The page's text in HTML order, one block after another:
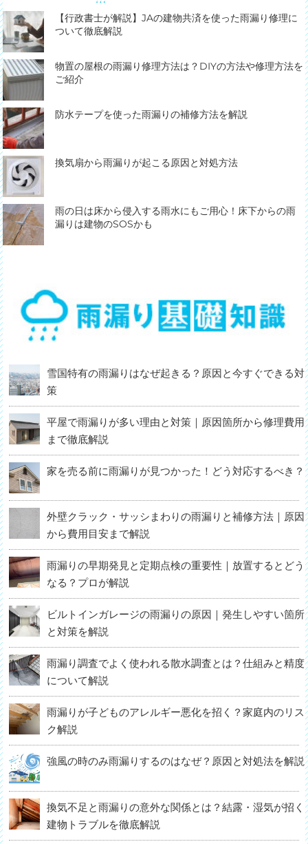
【行政書士が解説】JAの建物共済を使った雨漏り修理に
ついて徹底解説
物置の屋根の雨漏り修理方法は？DIYの方法や修理方法を
ご紹介
防水テープを使った雨漏りの補修方法を解説
換気扇から雨漏りが起こる原因と対処方法
雨の日は床から侵入する雨水にもご用心！床下からの雨
漏りは建物のSOSかも
雪国特有の雨漏りはなぜ起きる？原因と今すぐできる対
策
平屋で雨漏りが多い理由と対策｜原因箇所から修理費用
まで徹底解説
家を売る前に雨漏りが見つかった！どう対応するべき？
外壁クラック・サッシまわりの雨漏りと補修方法｜原因
から費用目安まで解説
雨漏りの早期発見と定期点検の重要性｜放置するとどう
なる？プロが解説
ビルトインガレージの雨漏りの原因｜発生しやすい箇所
と対策を解説
雨漏り調査でよく使われる散水調査とは？仕組みと精度
について解説
雨漏りが子どものアレルギー悪化を招く？家庭内のリス
ク解説
強風の時のみ雨漏りするのはなぜ？原因と対処法を解説
換気不足と雨漏りの意外な関係とは？結露・湿気が招く
建物トラブルを徹底解説